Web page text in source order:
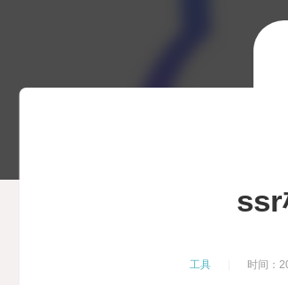
ssr
工具 时间：